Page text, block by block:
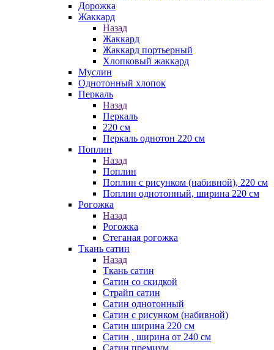
Дорожка
Жаккард
Назад
Жаккард
Жаккард портьерный
Хлопковый жаккард
Муслин
Однотонный хлопок
Перкаль
Назад
Перкаль
220 см
Перкаль однотон 220 см
Поплин
Назад
Поплин
Поплин с рисунком (набивной), 220 см
Поплин однотонный, ширина 220 см
Рогожка
Назад
Рогожка
Стеганая рогожка
Ткань сатин
Назад
Ткань сатин
Сатин со скидкой
Страйп сатин
Сатин однотонный
Сатин с рисунком (набивной)
Сатин ширина 220 см
Сатин , ширина от 240 см
Сатин премиум